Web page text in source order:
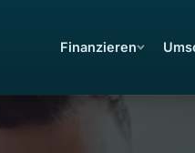
Finanzieren